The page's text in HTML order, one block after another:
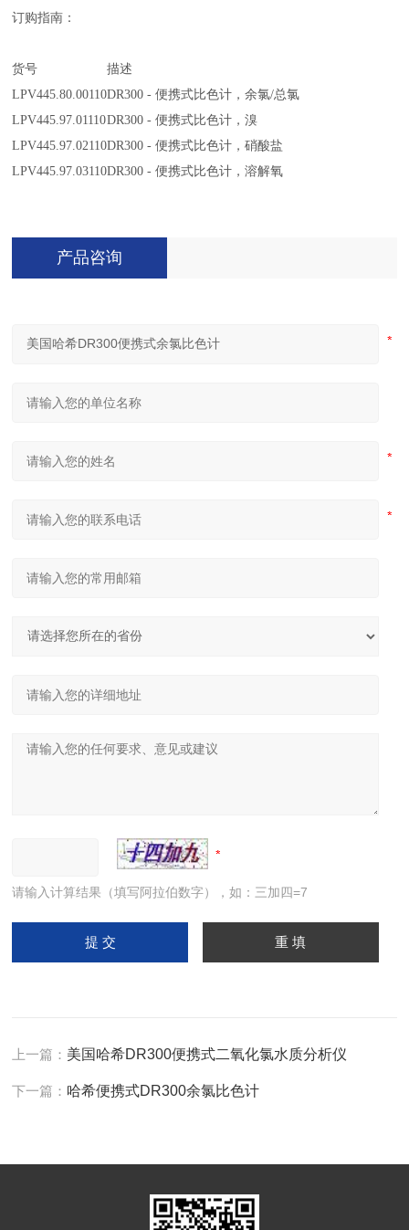
订购指南：
货号
描述
LPV445.80.00110DR300 - 便携式比色计，余氯/总氯
LPV445.97.01110DR300 - 便携式比色计，溴
LPV445.97.02110DR300 - 便携式比色计，硝酸盐
LPV445.97.03110DR300 - 便携式比色计，溶解氧
产品咨询
请输入计算结果（填写阿拉伯数字），如：三加四=7
上一篇： 美国哈希DR300便携式二氧化氯水质分析仪
下一篇： 哈希便携式DR300余氯比色计